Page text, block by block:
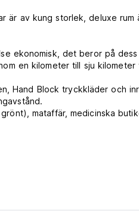
är av kung storlek, deluxe
ekonomisk, det beror på
en kilometer till sju
Hand Block tryckkläder och
mataffär, medicinska